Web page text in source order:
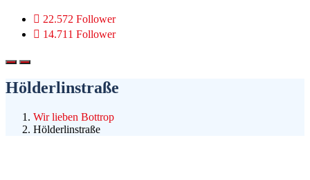
22.572 Follower
14.711 Follower
Hölderlinstraße
Wir lieben Bottrop
Hölderlinstraße